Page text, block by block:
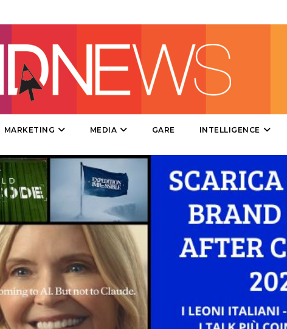
DATI
RICERCHE
NORMATIVE
TREND
CASE HISTORY
OPINIONI
MARKETING MEDIA GARE INTELLIGENCE